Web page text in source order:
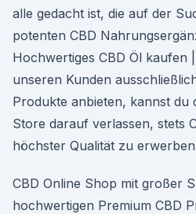
alle gedacht ist, die auf der
potenten CBD
Hochwertiges CBD Öl kaufen
unseren Kunden
Produkte anbieten, kannst du
Store darauf verlassen, stets
höchster Qualität zu
CBD Online Shop mit großer
hochwertigen Premium CBD